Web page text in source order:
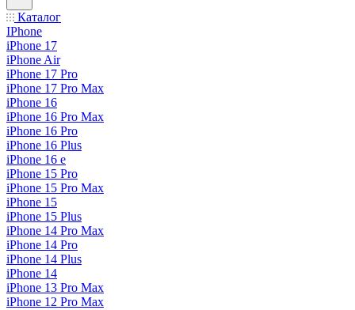
Каталог
IPhone
iPhone 17
iPhone Air
iPhone 17 Pro
iPhone 17 Pro Max
iPhone 16
iPhone 16 Pro Max
iPhone 16 Pro
iPhone 16 Plus
iPhone 16 e
iPhone 15 Pro
iPhone 15 Pro Max
iPhone 15
iPhone 15 Plus
iPhone 14 Pro Max
iPhone 14 Pro
iPhone 14 Plus
iPhone 14
iPhone 13 Pro Max
iPhone 12 Pro Max